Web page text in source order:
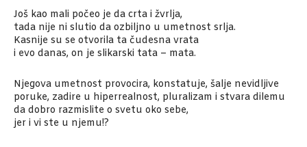
Još kao mali počeo je da crta i žvrlja,
tada nije ni slutio da ozbiljno u umetnost srlja.
Kasnije su se otvorila ta čudesna vrata
i evo danas, on je slikarski tata – mata.
Njegova umetnost provocira, konstatuje, šalje nevidljive
poruke, zadire u hiperrealnost, pluralizam i stvara dilemu
da dobro razmislite o svetu oko sebe,
jer i vi ste u njemu!?